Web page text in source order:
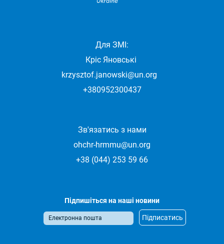
Для ЗМІ:
Кріс Яновські
krzysztof.janowski@un.org
+380952300437
Зв'язатись з нами
ohchr-hrmmu@un.org
+38 (044) 253 59 66
Підпишіться на наші новини